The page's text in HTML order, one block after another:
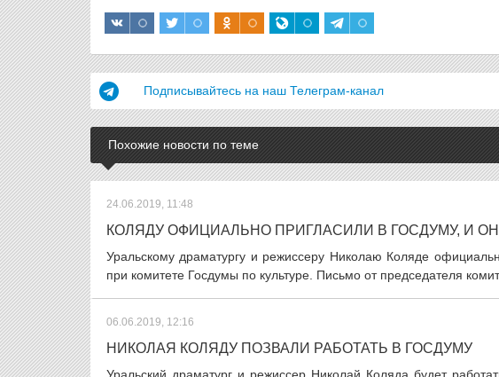
Подписывайтесь на наш Телеграм-канал
Похожие новости по теме
24.06.2019, 11:48
КОЛЯДУ ОФИЦИАЛЬНО ПРИГЛАСИЛИ В ГОСДУМУ, И
Уральскому драматургу и режиссеру Николаю Коляде
при комитете Госдумы по культуре. Письмо от председателя
06.06.2019, 12:16
НИКОЛАЯ КОЛЯДУ ПОЗВАЛИ РАБОТАТЬ В ГОСДУМУ